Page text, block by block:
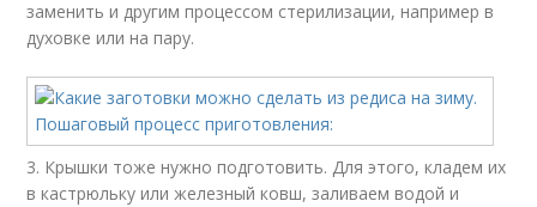
заменить и другим процессом стерилизации, например в
духовке или на пару.
3. Крышки тоже нужно подготовить. Для этого, кладем их
в кастрюльку или железный ковш, заливаем водой и